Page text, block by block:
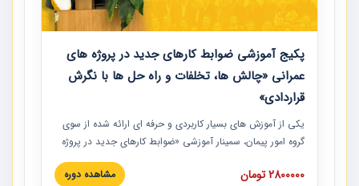
پکیج آموزشی ضوابط کارهای جدید در پروژه های
عمرانی «چالش ها، تخلفات و راه حل ها با نگرش
قراردادی»
یکی از آموزش‏‏‏‏‏‏ های بسیار کاربردی و حرفه‏ ای ارائه شده از سوی
گروه امور پیمان، سمینار آموزشی «ضوابط کارهای جدید در پروژه
های عمرانی» چالش ها، تخلفات و راه حل ها با نگرش قراردادی
است که در محل سندیکای شرکت های ساختمانی کشور ارائه شد.
2800000 تومان مشاهده دوره